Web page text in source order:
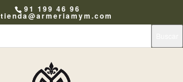
91 199 46 96
tienda@armeriamym.com